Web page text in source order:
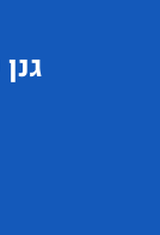
גנן